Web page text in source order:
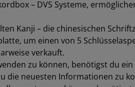
– DVS Systeme,
Kanji – die chinesischen
um einen von 5
verkauft.
zu können, benötigst du
die neuesten Informationen zu